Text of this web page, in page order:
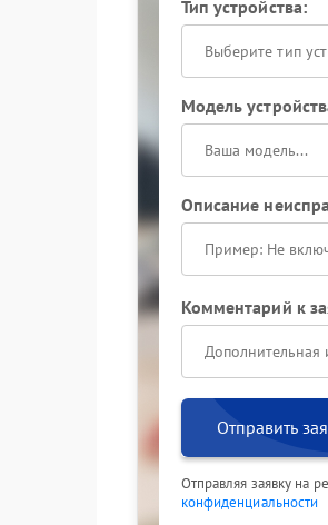
Тип устройства:
Выберите тип
Модель
Описание
Комментарий к
Отправить
Отправляя заявку на
конфиденциальности